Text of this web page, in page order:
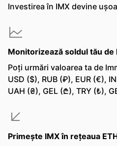
Investirea în IMX devine
Monitorizează soldul tău de
Poți urmări valoarea ta de
USD ($), RUB (₽), EUR (€),
UAH (₴), GEL (₾), TRY (₺),
Primește IMX în rețeaua